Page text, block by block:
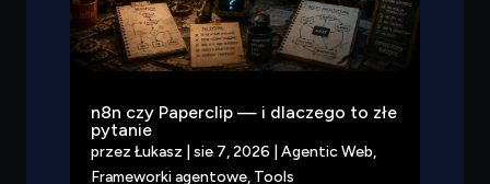
n8n czy Paperclip — i dlaczego to złe
pytanie
przez Łukasz sie 7, 2026 Agentic Web,
Frameworki agentowe, Tools